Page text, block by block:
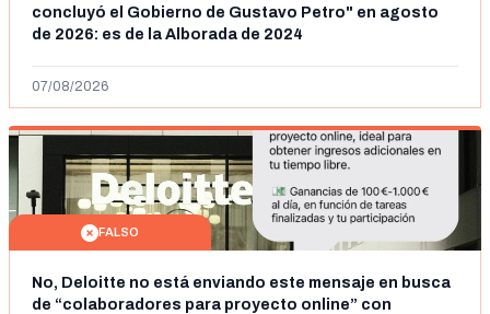
concluyó el Gobierno de Gustavo Petro" en agosto
de 2026: es de la Alborada de 2024
07/08/2026
FALSO
No, Deloitte no está enviando este mensaje en busca
de “colaboradores para proyecto online” con